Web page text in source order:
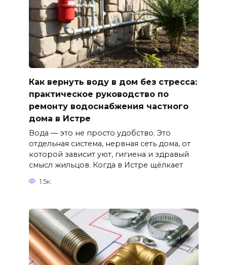
Как вернуть воду в дом без стресса:
практическое руководство по
ремонту водоснабжения частного
дома в Истре
Вода — это не просто удобство. Это
отдельная система, нервная сеть дома, от
которой зависит уют, гигиена и здравый
смысл жильцов. Когда в Истре щёлкает
1.5к.